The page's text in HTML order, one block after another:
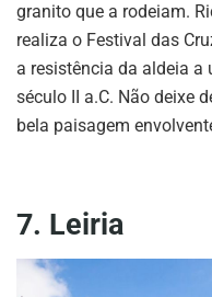
granito que a rodeiam.
realiza o Festival das
a resistência da aldeia a
século II a.C. Não deixe
bela paisagem
7. Leiria